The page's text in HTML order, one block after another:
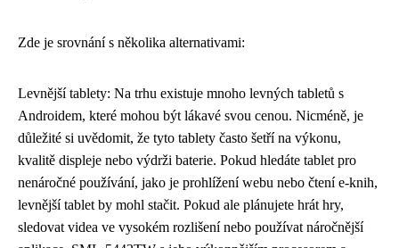
Zde je srovnání s několika alternativami:
Levnější tablety: Na trhu existuje mnoho levných tabletů s
Androidem, které mohou být lákavé svou cenou. Nicméně, je
důležité si uvědomit, že tyto tablety často šetří na výkonu,
kvalitě displeje nebo výdrži baterie. Pokud hledáte tablet pro
nenáročné používání, jako je prohlížení webu nebo čtení e-knih,
levnější tablet by mohl stačit. Pokud ale plánujete hrát hry,
sledovat videa ve vysokém rozlišení nebo používat náročnější